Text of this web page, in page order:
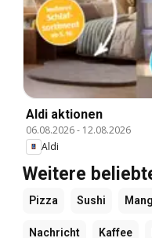
Aldi aktionen
06.08.2026- 12.08.2026
Aldi
Weitere
Pizza Sushi
Nachricht Kaffee